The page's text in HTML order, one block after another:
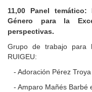
11,00 Panel
Género para la
perspectivas.
Grupo de trabajo para
RUIGEU:
- Adoración Pérez Troya
- Amparo Mañés Barbé